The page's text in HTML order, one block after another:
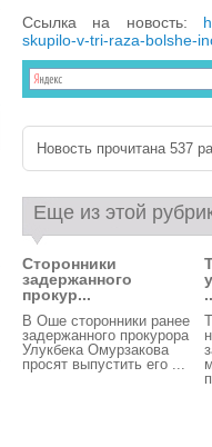
Ссылка на новость:
skupilo-v-tri-raza-bolshe-
Новость прочитана 537
Еще из этой
Сторонники
задержанного
прокур...
В Оше сторонники ранее
задержанного прокурора
Улукбека Омурзакова
просят выпустить его ...